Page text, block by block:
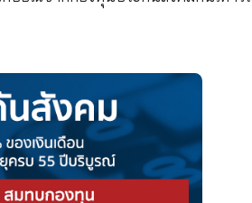
กันอยู่แล้ว แต่เคยรู้กันบ้างไห
ะห์บุตร ว่างงานหรือเสียชีวีต
น) ด้วยเช่นกัน ส่วนรายละเอี
อน จะได้เงินเกษียณจากกองทุ